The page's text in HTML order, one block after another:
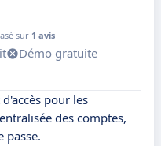
sur 1 avis
Démo gratuite
pour les
des comptes,
passe.